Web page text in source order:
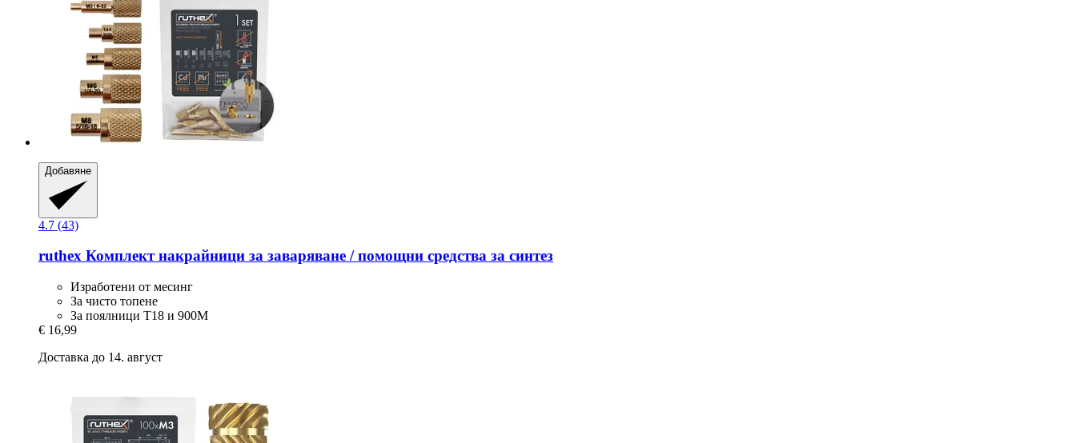
Добавяне
4.7 (43)
ruthex Комплект накрайници за заваряване / помощни средства за синтез
Изработени от месинг
За чисто топене
За поялници T18 и 900M
€ 16,99
Доставка до 14. август